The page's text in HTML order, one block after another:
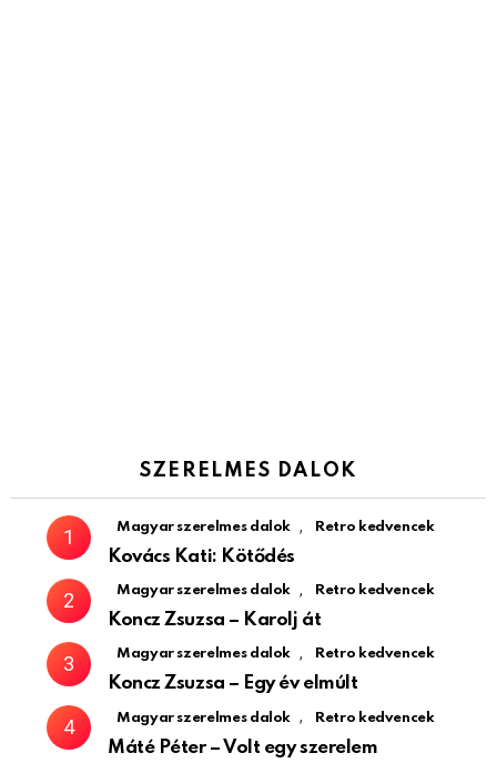
SZERELMES DALOK
Magyar szerelmes dalok , Retro kedvencek
Kovács Kati: Kötődés
Magyar szerelmes dalok , Retro kedvencek
Koncz Zsuzsa – Karolj át
Magyar szerelmes dalok , Retro kedvencek
Koncz Zsuzsa – Egy év elmúlt
Magyar szerelmes dalok , Retro kedvencek
Máté Péter – Volt egy szerelem